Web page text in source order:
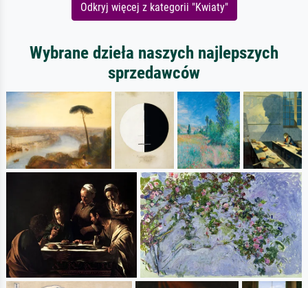
Odkryj więcej z kategorii "Kwiaty"
Wybrane dzieła naszych najlepszych
sprzedawców